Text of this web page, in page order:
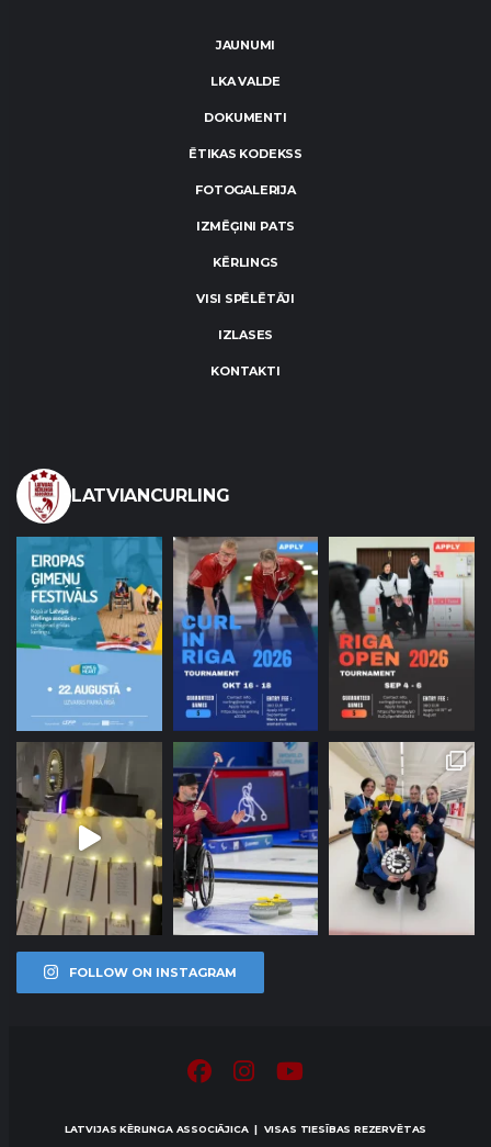
JAUNUMI
LKA VALDE
DOKUMENTI
ĒTIKAS KODEKSS
FOTOGALERIJA
IZMĒĢINI PATS
KĒRLINGS
VISI SPĒLĒTĀJI
IZLASES
KONTAKTI
LATVIANCURLING
FOLLOW ON INSTAGRAM
LATVIJAS KĒRLINGA ASSOCIĀJICA | VISAS TIESĪBAS REZERVĒTAS